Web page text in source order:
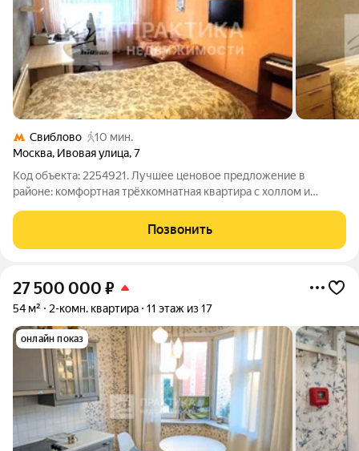
Свиблово
10 мин.
Москва, Ивовая улица,7
Код объекта: 2254921. Лучшее ценовое предложение в
районе: комфортная трёхкомнатная квартира с холлом и
трёхкомнатная квартира общей площадью 77,1 м станет
идеальным пространством для
Позвонить
27 500 000 ₽
54 м² 2-комн. квартира 11 этаж из 17
онлайн показ